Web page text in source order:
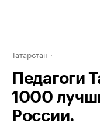
Татарстан
Педагоги
1000
России.